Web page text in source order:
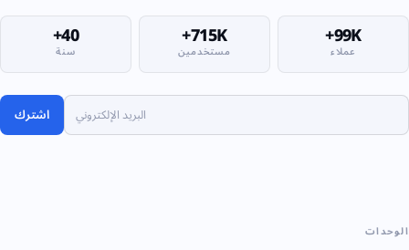
99K+
عملاء 715K+
مستخدمين 40+
سنة
اشترك
الوحدات